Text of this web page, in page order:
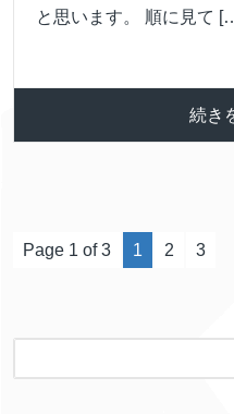
と思います。 順に見て
続き
Page 1 of 3 1 2 3